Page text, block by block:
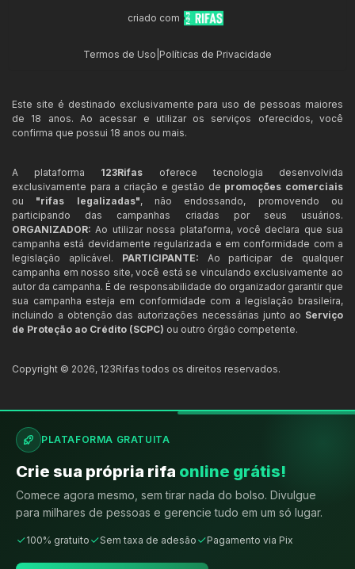
criado com
Termos de Uso Políticas de Privacidade
Este site é destinado exclusivamente para uso de pessoas maiores
de 18 anos. Ao acessar e utilizar os serviços oferecidos, você
confirma que possui 18 anos ou mais.
A plataforma 123Rifas oferece tecnologia desenvolvida
exclusivamente para a criação e gestão de promoções comerciais
ou "rifas legalizadas", não endossando, promovendo ou
participando das campanhas criadas por seus usuários.
ORGANIZADOR: Ao utilizar nossa plataforma, você declara que sua
campanha está devidamente regularizada e em conformidade com a
legislação aplicável. PARTICIPANTE: Ao participar de qualquer
campanha em nosso site, você está se vinculando exclusivamente ao
autor da campanha. É de responsabilidade do organizador garantir que
sua campanha esteja em conformidade com a legislação brasileira,
incluindo a obtenção das autorizações necessárias junto ao Serviço
de Proteção ao Crédito (SCPC) ou outro órgão competente.
Copyright © 2026, 123Rifas todos os direitos reservados.
PLATAFORMA GRATUITA
Crie sua própria rifa online grátis!
Comece agora mesmo, sem tirar nada do bolso. Divulgue
para milhares de pessoas e gerencie tudo em um só lugar.
100% gratuito Sem taxa de adesão Pagamento via Pix